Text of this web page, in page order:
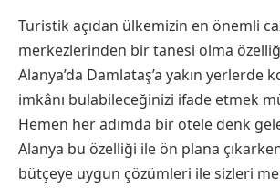
Turistik açıdan ülkemizin en önemli
merkezlerinden bir tanesi olma
Alanya’da Damlataş’a yakın yerlerde
imkânı bulabileceğinizi ifade etmek
Hemen her adımda bir otele denk
Alanya bu özelliği ile ön plana
bütçeye uygun çözümleri ile sizleri